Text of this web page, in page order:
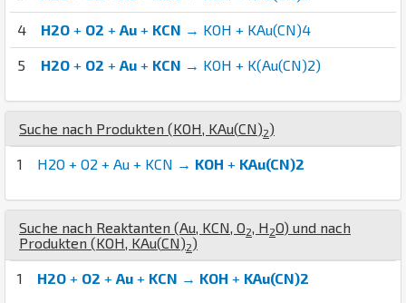
4 H2O + O2 + Au + KCN → KOH + KAu(CN)4
5 H2O + O2 + Au + KCN → KOH + K(Au(CN)2)
Suche nach Produkten (KOH, KAu(CN)2)
1 H2O + O2 + Au + KCN → KOH + KAu(CN)2
Suche nach Reaktanten (Au, KCN, O2, H 2O) und nach
Produkten (KOH, KAu(CN)2)
1 H2O + O2 + Au + KCN → KOH + KAu(CN)2